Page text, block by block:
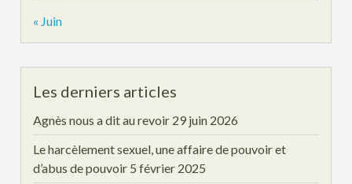
« Juin
Les derniers articles
Agnès nous a dit au revoir 29 juin 2026
Le harcèlement sexuel, une affaire de pouvoir et
d’abus de pouvoir 5 février 2025